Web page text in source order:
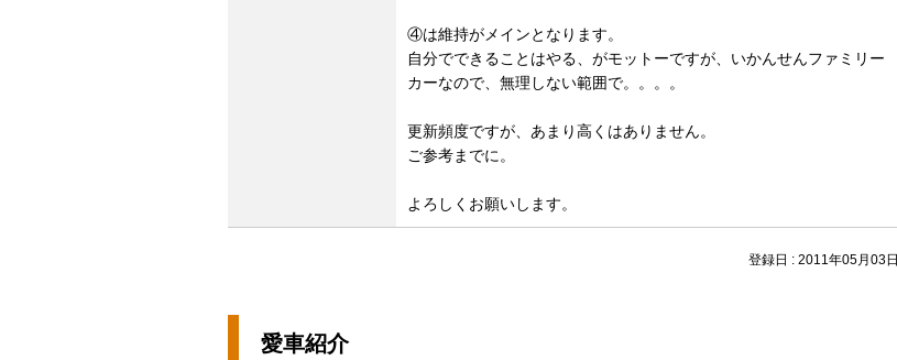
④は維持がメインとなります。
自分でできることはやる、がモットーですが、いかんせんファミリー
カーなので、無理しない範囲で。。。。
更新頻度ですが、あまり高くはありません。
ご参考までに。
よろしくお願いします。
登録日 : 2011年05月03日
愛車紹介